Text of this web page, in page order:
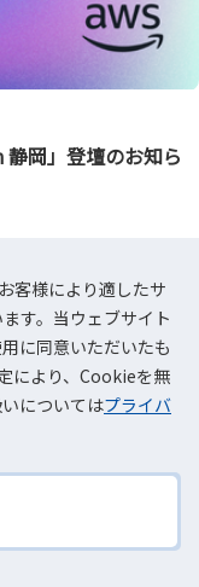
客様により適したサ
す。当ウェブサイト
に同意いただいたも
により、Cookieを無
についてはプライバ
戻る
静岡」登壇のお知ら